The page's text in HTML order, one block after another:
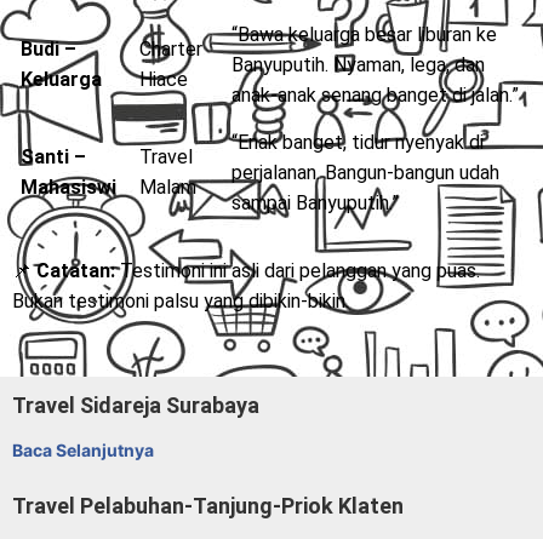
Budi –
Keluarga
Charter
Hiace
“Bawa keluarga besar liburan ke
Banyuputih. Nyaman, lega, dan
anak-anak senang banget di jalan.”
Santi –
Mahasiswi
Travel
Malam
“Enak banget, tidur nyenyak di
perjalanan. Bangun-bangun udah
sampai Banyuputih.”
📌Catatan:Testimoni ini asli dari pelanggan yang puas.
Bukan testimoni palsu yang dibikin-bikin.
Travel Sidareja Surabaya
Baca Selanjutnya
Travel Pelabuhan-Tanjung-Priok Klaten